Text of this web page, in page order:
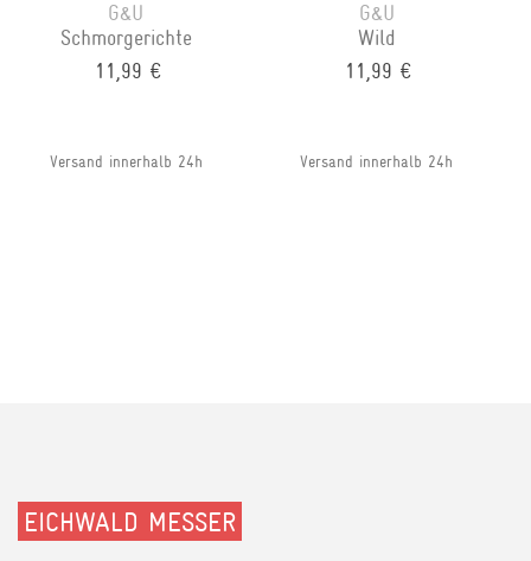
G&U
Schmorgerichte
11,99 €
Versand innerhalb 24h
G&U
Wild
11,99 €
Versand innerhalb 24h
EICHWALD MESSER